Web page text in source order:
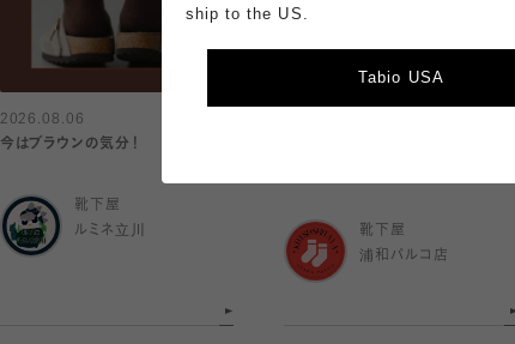
2026.08.06
今はブラウンの気分！
靴下屋
ルミネ立川
靴下屋
浦和パルコ店
ship to the US.
Tabio USA